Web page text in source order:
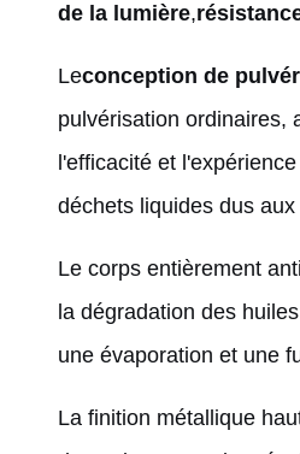
de la lumière,
Leconception de
pulvérisation ordinaires,
l'efficacité et
déchets liquides dus
Le corps entièrement
la dégradation des
une évaporation et une
La finition métallique